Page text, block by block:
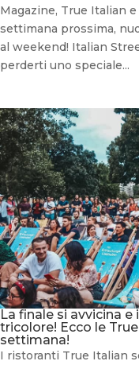
Magazine, True Italian
settimana prossima,
al weekend! Italian
perderti uno speciale...
La finale si avvicina
tricolore! Ecco le
settimana!
I ristoranti True Italian